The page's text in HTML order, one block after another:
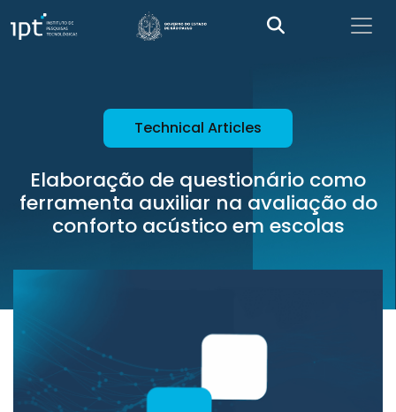
Technical Articles
Elaboração de questionário como
ferramenta auxiliar na avaliação do
conforto acústico em escolas